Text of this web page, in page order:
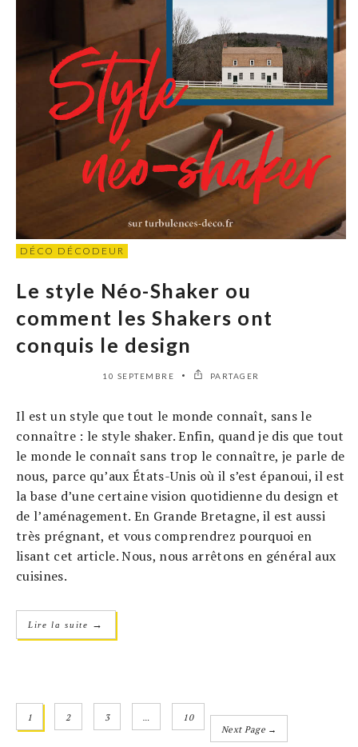
DÉCO DÉCODEUR
Le style Néo-Shaker ou
comment les Shakers ont
conquis le design
10 SEPTEMBRE PARTAGER
Il est un style que tout le monde connaît, sans le
connaître : le style shaker. Enfin, quand je dis que tout
le monde le connaît sans trop le connaître, je parle de
nous, parce qu’aux États-Unis où il s’est épanoui, il est
la base d’une certaine vision quotidienne du design et
de l’aménagement. En Grande Bretagne, il est aussi
très prégnant, et vous comprendrez pourquoi en
lisant cet article. Nous, nous arrêtons en général aux
cuisines.
Lire la suite →
1 2 3
10
Next Page →